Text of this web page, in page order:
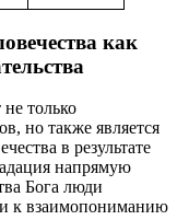
как
только
но также является
в результате
напрямую
Бога люди
к взаимопониманию